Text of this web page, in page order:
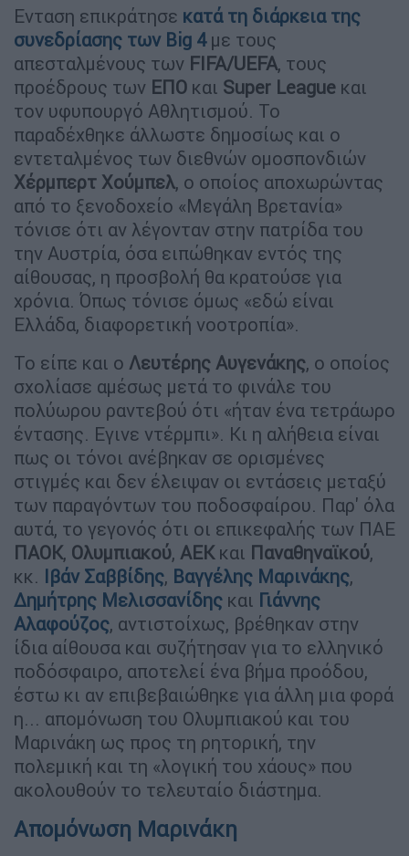
Ενταση επικράτησε κατά τη διάρκεια της
συνεδρίασης των Big 4 με τους
απεσταλμένους των FIFA/UEFA, τους
προέδρους των ΕΠΟ και Super League και
τον υφυπουργό Αθλητισμού. Το
παραδέχθηκε άλλωστε δημοσίως και ο
εντεταλμένος των διεθνών ομοσπονδιών
Χέρμπερτ Χούμπελ, ο οποίος αποχωρώντας
από το ξενοδοχείο «Μεγάλη Βρετανία»
τόνισε ότι αν λέγονταν στην πατρίδα του
την Αυστρία, όσα ειπώθηκαν εντός της
αίθουσας, η προσβολή θα κρατούσε για
χρόνια. Όπως τόνισε όμως «εδώ είναι
Ελλάδα, διαφορετική νοοτροπία».
Το είπε και ο Λευτέρης Αυγενάκης, ο οποίος
σχολίασε αμέσως μετά το φινάλε του
πολύωρου ραντεβού ότι «ήταν ένα τετράωρο
έντασης. Εγινε ντέρμπι». Κι η αλήθεια είναι
πως οι τόνοι ανέβηκαν σε ορισμένες
στιγμές και δεν έλειψαν οι εντάσεις μεταξύ
των παραγόντων του ποδοσφαίρου. Παρ' όλα
αυτά, το γεγονός ότι οι επικεφαλής των ΠΑΕ
ΠΑΟΚ, Ολυμπιακού, ΑΕΚ και Παναθηναϊκού,
κκ. Ιβάν Σαββίδης, Βαγγέλης Μαρινάκης,
Δημήτρης Μελισσανίδης και Γιάννης
Αλαφούζος, αντιστοίχως, βρέθηκαν στην
ίδια αίθουσα και συζήτησαν για το ελληνικό
ποδόσφαιρο, αποτελεί ένα βήμα προόδου,
έστω κι αν επιβεβαιώθηκε για άλλη μια φορά
η... απομόνωση του Ολυμπιακού και του
Μαρινάκη ως προς τη ρητορική, την
πολεμική και τη «λογική του χάους» που
ακολουθούν το τελευταίο διάστημα.
Απομόνωση Μαρινάκη